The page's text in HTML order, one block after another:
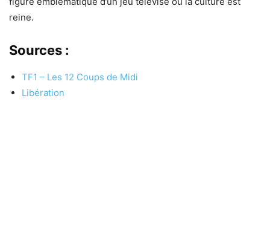
reine.
Sources :
TF1 – Les 12 Coups de Midi
Libération